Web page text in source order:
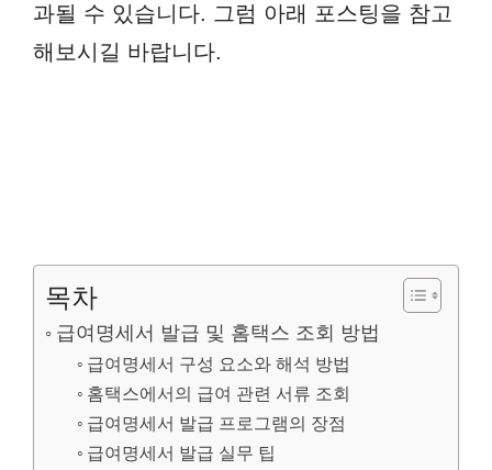
과될 수 있습니다. 그럼 아래 포스팅을 참고
해보시길 바랍니다.
목차
급여명세서 발급 및 홈택스 조회 방법
급여명세서 구성 요소와 해석 방법
홈택스에서의 급여 관련 서류 조회
급여명세서 발급 프로그램의 장점
급여명세서 발급 실무 팁